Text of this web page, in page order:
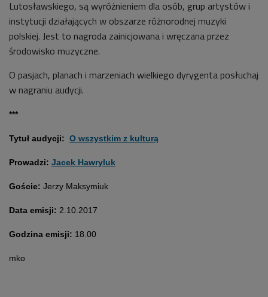
Lutosławskiego, są wyróżnieniem dla osób, grup artystów i
instytucji działających w obszarze różnorodnej muzyki
polskiej. Jest to nagroda zainicjowana i wręczana przez
środowisko muzyczne.
O pasjach, planach i marzeniach wielkiego dyrygenta posłuchaj
w nagraniu audycji.
***
Tytuł audycji: O wszystkim z kulturą
Prowadzi: Jacek Hawryluk
Goście: Jerzy Maksymiuk
Data emisji: 2.10.2017
Godzina emisji: 18.00
mko